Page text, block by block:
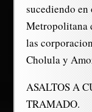
sucediendo
Metropolitana
las
Cholula y
ASALTOS A
TRAMADO.